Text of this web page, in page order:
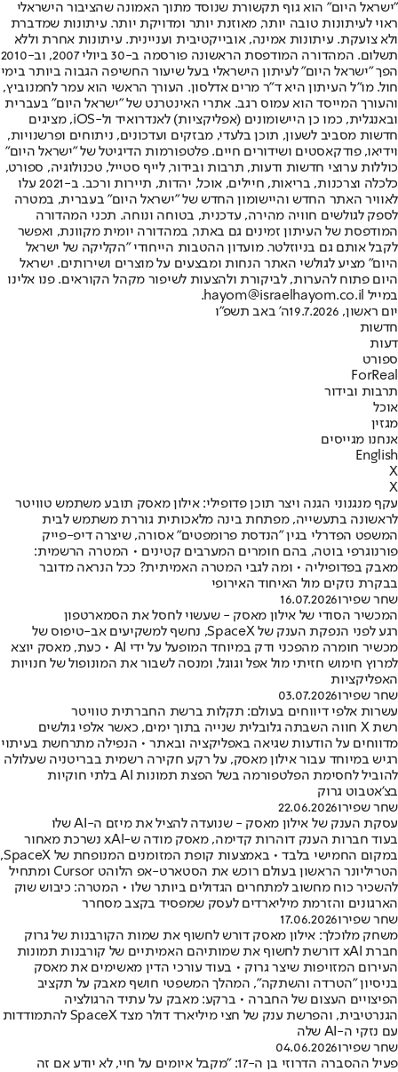
"ישראל היום" הוא גוף תקשורת שנוסד מתוך האמונה שהציבור הישראלי
ראוי לעיתונות טובה יותר, מאוזנת יותר ומדויקת יותר. עיתונות שמדברת
ולא צועקת. עיתונות אמינה, אובייקטיבית ועניינית. עיתונות אחרת וללא
תשלום. המהדורה המודפסת הראשונה פורסמה ב-30 ביולי 2007, וב-2010
הפך "ישראל היום" לעיתון הישראלי בעל שיעור החשיפה הגבוה ביותר בימי
חול. מו"ל העיתון היא ד"ר מרים אדלסון. העורך הראשי הוא עמר לחמנוביץ,
והעורך המייסד הוא עמוס רגב. אתרי האינטרנט של "ישראל היום" בעברית
ובאנגלית, כמו כן היישומונים (אפליקציות) לאנדרואיד ול-iOS, מציגים
חדשות מסביב לשעון, תוכן בלעדי, מבזקים ועדכונים, ניתוחים ופרשנויות,
וידיאו, פודקאסטים ושידורים חיים. פלטפורמות הדיגיטל של "ישראל היום"
כוללות ערוצי חדשות ודעות, תרבות ובידור, לייף סטייל, טכנולוגיה, ספורט,
כלכלה וצרכנות, בריאות, חיילים, אוכל, יהדות, תיירות ורכב. ב-2021 עלו
לאוויר האתר החדש והיישומון החדש של "ישראל היום" בעברית, במטרה
לספק לגולשים חוויה מהירה, עדכנית, בטוחה ונוחה. תכני המהדורה
המודפסת של העיתון זמינים גם באתר, במהדורה יומית מקוונת, ואפשר
לקבל אותם גם בניוזלטר. מועדון ההטבות הייחודי "הקליקה של ישראל
היום" מציע לגולשי האתר הנחות ומבצעים על מוצרים ושירותים. ישראל
היום פתוח להערות, לביקורת ולהצעות לשיפור מקהל הקוראים. פנו אלינו
במייל hayom@israelhayom.co.il.
יום ראשון, 19.7.2026
ה' באב תשפ"ו
חדשות
דעות
ספורט
ForReal
תרבות ובידור
אוכל
מגזין
אנחנו מגייסים
English
X
X
עקף מנגנוני הגנה ויצר תוכן פדופילי: אילון מאסק תובע משתמש טוויטר
לראשונה בתעשייה, מפתחת בינה מלאכותית גוררת משתמש לבית
המשפט הפדרלי בגין "הנדסת פרומפטים" אסורה, שיצרה דיפ-פייק
פורנוגרפי בוטה, בהם חומרים המערבים קטינים • המטרה הרשמית:
מאבק בפדופיליה • ומה לגבי המטרה האמיתית? ככל הנראה מדובר
בבקרת נזקים מול האיחוד האירופי
שחר שפירו16.07.2026
המכשיר הסודי של אילון מאסק - שעשוי לחסל את הסמארטפון
רגע לפני הנפקת הענק של SpaceX, נחשף למשקיעים אב-טיפוס של
מכשיר חומרה מהפכני ודק במיוחד המופעל על ידי AI • כעת, מאסק יוצא
למרוץ חימוש חזיתי מול אפל וגוגל, ומנסה לשבור את המונופול של חנויות
האפליקציות
שחר שפירו03.07.2026
עשרות אלפי דיווחים בעולם: תקלות ברשת החברתית טוויטר
רשת X חווה השבתה גלובלית שנייה בתוך ימים, כאשר אלפי גולשים
מדווחים על הודעות שגיאה באפליקציה ובאתר • הנפילה מתרחשת בעיתוי
רגיש במיוחד עבור אילון מאסק, על רקע חקירה רשמית בבריטניה שעלולה
להוביל לחסימת הפלטפורמה בשל הפצת תמונות AI בלתי חוקיות
בצ'אטבוט גרוק
שחר שפירו22.06.2026
עסקת הענק של אילון מאסק - שנועדה להציל את מיזם ה-AI שלו
בעוד חברות הענק דוהרות קדימה, מאסק מודה ש-xAI נשרכת מאחור
במקום החמישי בלבד • באמצעות קופת המזומנים המנופחת של SpaceX,
הטריליונר הראשון בעולם רוכש את הסטארט-אפ הלוהט Cursor ומתחיל
להשכיר כוח מחשוב למתחרים הגדולים ביותר שלו • המטרה: כיבוש שוק
הארגונים והזרמת מיליארדים לעסק שמפסיד בקצב מסחרר
שחר שפירו17.06.2026
משחק מלוכלך: אילון מאסק דורש לחשוף את שמות הקורבנות של גרוק
חברת xAI דורשת לחשוף את שמותיהם האמיתיים של קורבנות תמונות
העירום המזויפות שיצר גרוק • בעוד עורכי הדין מאשימים את מאסק
בניסיון "הטרדה והשתקה", המהלך המשפטי חושף מאבק על תקציב
הפיצויים העצום של החברה • ברקע: מאבק על עתיד הרגולציה
הגנרטיבית, והפרשת ענק של חצי מיליארד דולר מצד SpaceX להתמודדות
עם נזקי ה-AI שלה
שחר שפירו04.06.2026
פעיל ההסברה הדרוזי בן ה-17: "מקבל איומים על חיי, לא יודע אם זה